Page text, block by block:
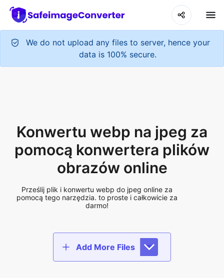
We do not upload any files to server, hence your
data is 100% secure.
obrazów online
Prześlij plik i konwertu webp do jpeg online za
pomocą tego narzędzia. to proste i całkowicie za
darmo!
Add More Files